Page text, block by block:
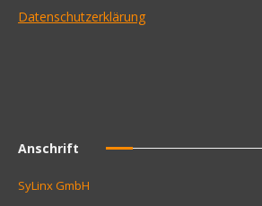
Datenschutzerklärung
Anschrift
SyLinx GmbH